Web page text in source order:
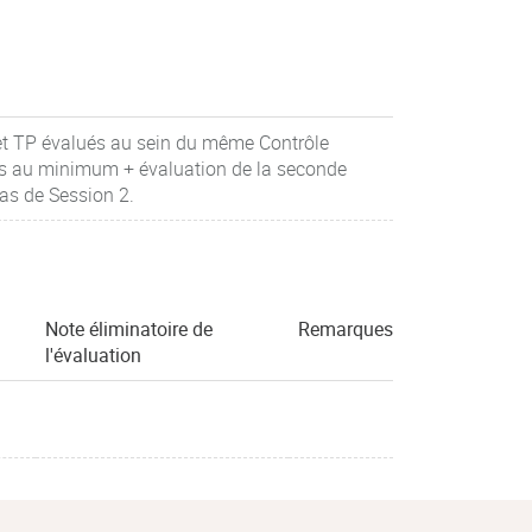
TP évalués au sein du même Contrôle
au minimum + évaluation de la seconde
de Session 2.
Note éliminatoire de
l'évaluation
Remarques